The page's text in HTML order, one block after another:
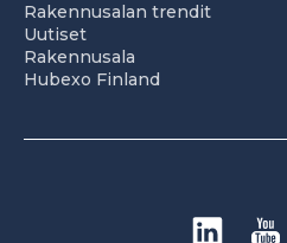
Rakennusalan trendit
Uutiset
Rakennusala
Hubexo Finland